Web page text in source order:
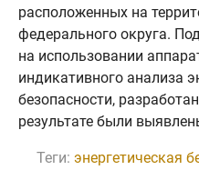
расположенных на
федерального округа.
на использовании
индикативного анализа
безопасности,
результате были
Теги: энергетическая